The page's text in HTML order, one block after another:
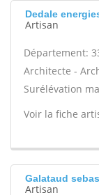
Dedale
Artisan
Département:
Architecte -
Surélévation
Voir la fiche
Galataud
Artisan